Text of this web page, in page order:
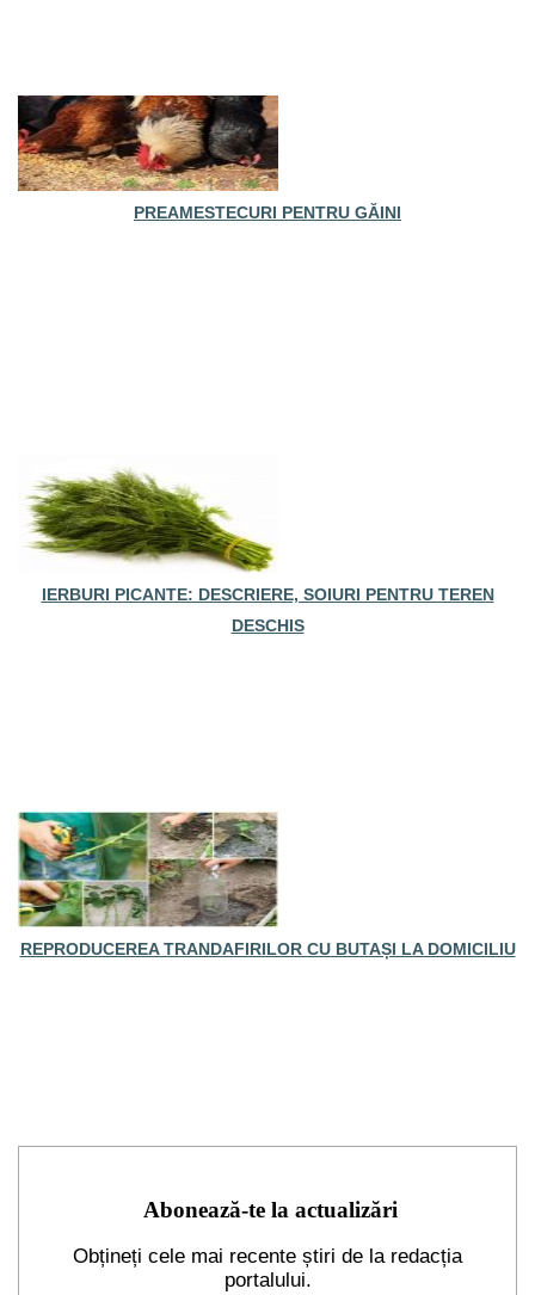
PREAMESTECURI PENTRU GĂINI
IERBURI PICANTE: DESCRIERE, SOIURI PENTRU TEREN
DESCHIS
REPRODUCEREA TRANDAFIRILOR CU BUTAȘI LA DOMICILIU
Abonează-te la actualizări
Obțineți cele mai recente știri de la redacția
portalului.